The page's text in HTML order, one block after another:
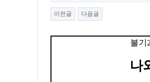
이전글 다음글
불기
나